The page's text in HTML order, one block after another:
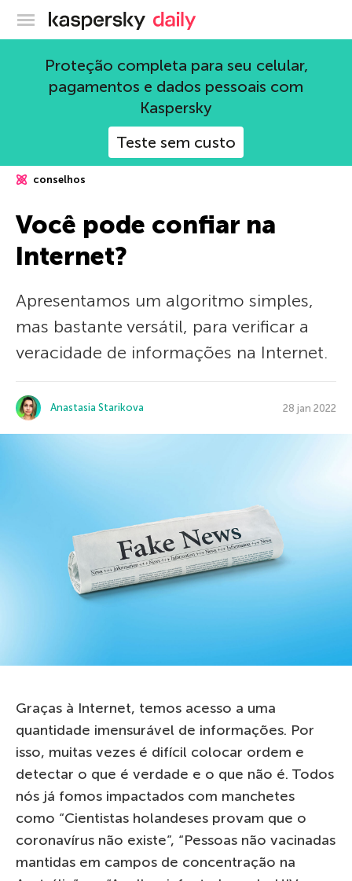
Blog oficial da Kaspersky
Proteção completa para seu celular,
pagamentos e dados pessoais com
Kaspersky
Teste sem custo
conselhos
Você pode confiar na
Internet?
Apresentamos um algoritmo simples,
mas bastante versátil, para verificar a
veracidade de informações na Internet.
Anastasia Starikova 28 jan 2022
Graças à Internet, temos acesso a uma
quantidade imensurável de informações. Por
isso, muitas vezes é difícil colocar ordem e
detectar o que é verdade e o que não é. Todos
nós já fomos impactados com manchetes
como “Cientistas holandeses provam que o
coronavírus não existe”, “Pessoas não vacinadas
mantidas em campos de concentração na